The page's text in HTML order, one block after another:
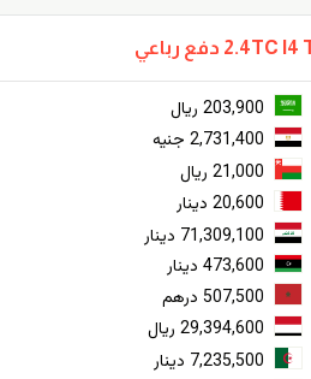
203,900 ريال
2,731,400 جنيه
21,000 ريال
20,600 دينار
71,309,100 دينار
473,600 دينار
507,500 درهم
29,394,600 ريال
7,235,500 دينار